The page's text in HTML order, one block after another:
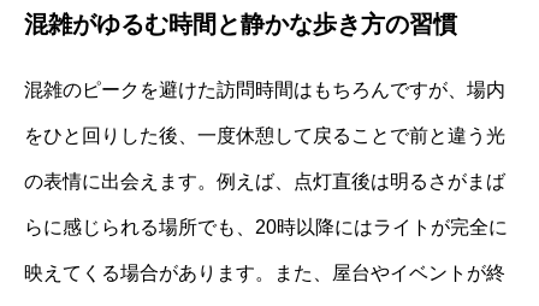
混雑がゆるむ時間と静かな歩き方の習慣
混雑のピークを避けた訪問時間はもちろんですが、場内
をひと回りした後、一度休憩して戻ることで前と違う光
の表情に出会えます。例えば、点灯直後は明るさがまば
らに感じられる場所でも、20時以降にはライトが完全に
映えてくる場合があります。また、屋台やイベントが終